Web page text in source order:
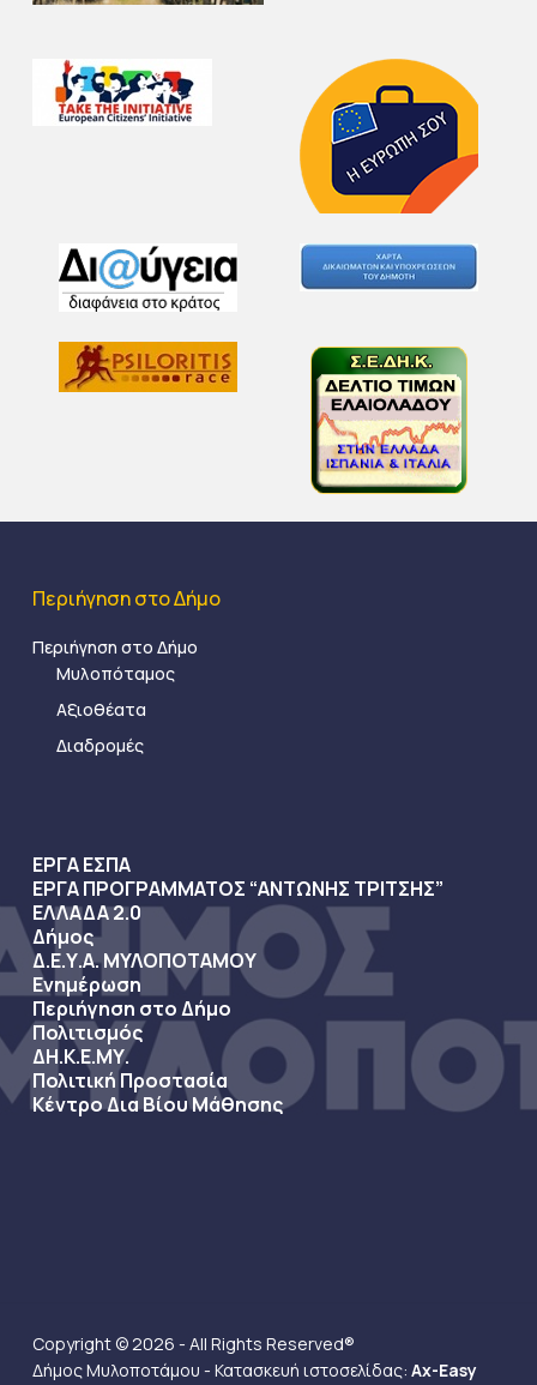
Περιήγηση στο Δήμο
Περιήγηση στο Δήμο
Μυλοπόταμος
Αξιοθέατα
Διαδρομές
ΕΡΓΑ ΕΣΠΑ
ΕΡΓΑ ΠΡΟΓΡΑΜΜΑΤΟΣ “ΑΝΤΩΝΗΣ ΤΡΙΤΣΗΣ”
ΕΛΛΑΔΑ 2.0
Δήμος
Δ.Ε.Υ.Α. ΜΥΛΟΠΟΤΑΜΟΥ
Ενημέρωση
Περιήγηση στο Δήμο
Πολιτισμός
ΔΗ.Κ.Ε.ΜΥ.
Πολιτική Προστασία
Κέντρο Δια Βίου Μάθησης
Copyright © 2026 - All Rights Reserved®
Δήμος Μυλοποτάμου - Κατασκευή ιστοσελίδας: Ax-Easy